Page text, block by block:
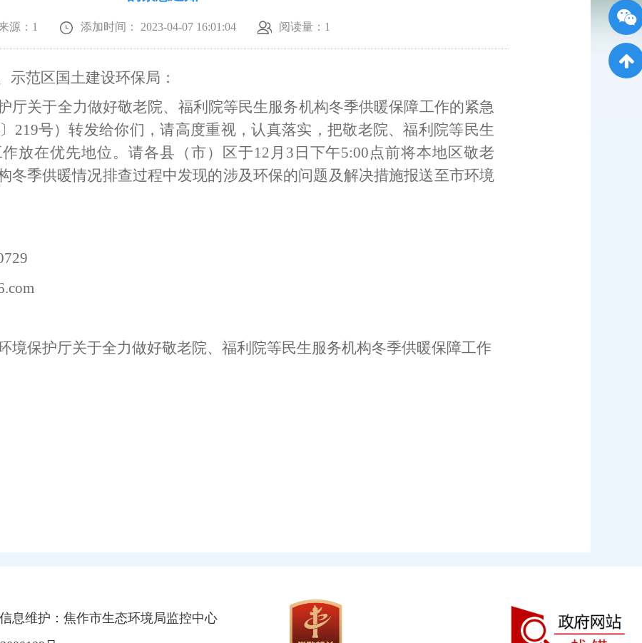
源：1 添加时间： 2023-04-07 16:01:04 阅读量： 1
示范区国土建设环保局：
厅关于全力做好敬老院、福利院等民生服务机构冬季供暖保障工作的紧急
〕 219号）转发给你们 ，请高度重视，认真落实， 把敬老院、福利院等民生
放在优先地位。请各县（市）区于12 月 3 日下午5:00点前将本地区敬老
冬季供暖情况排查过程中发现的涉及环保的问题及解决措施报送至市环境
境保护厅关于全力做好敬老院、福利院等民生服务机构冬季供暖保障工作
信息维护：焦作市生态环境局监控中心